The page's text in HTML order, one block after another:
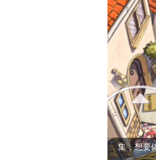
pvztv改版